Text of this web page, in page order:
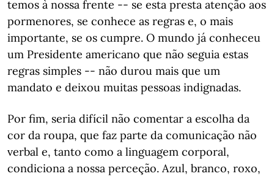
temos à nossa frente -- se esta presta atenção aos
pormenores, se conhece as regras e, o mais
importante, se os cumpre. O mundo já conheceu
um Presidente americano que não seguia estas
regras simples -- não durou mais que um
mandato e deixou muitas pessoas indignadas.
Por fim, seria difícil não comentar a escolha da
cor da roupa, que faz parte da comunicação não
verbal e, tanto como a linguagem corporal,
condiciona a nossa perceção. Azul, branco, roxo,